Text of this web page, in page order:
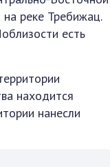
реке Требижац.
есть
находится
нанесли